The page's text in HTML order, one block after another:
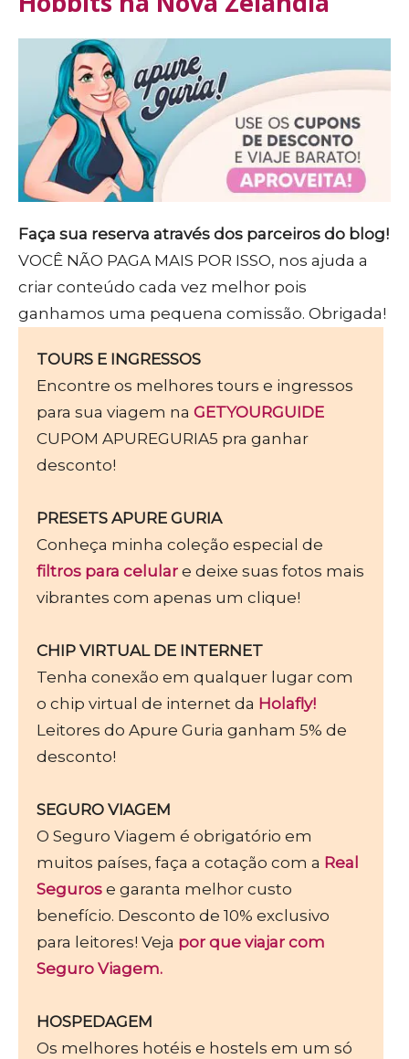
Faça sua reserva através dos parceiros do blog!
VOCÊ NÃO PAGA MAIS POR ISSO, nos ajuda a
criar conteúdo cada vez melhor pois
ganhamos uma pequena comissão. Obrigada!
TOURS E INGRESSOS
Encontre os melhores tours e ingressos
para sua viagem naGETYOURGUIDE
CUPOM APUREGURIA5 pra ganhar
desconto!
PRESETS APURE GURIA
Conheça minha coleção especial de
filtros para celular e deixe suas fotos mais
vibrantes com apenas um clique!
CHIP VIRTUAL DE INTERNET
Tenha conexão em qualquer lugar com
o chip virtual de internet da Holafly!
Leitores do Apure Guria ganham 5% de
desconto!
SEGURO VIAGEM
O Seguro Viagem é obrigatório em
muitos países, faça a cotação com a Real
Seguros e garanta melhor custo
benefício. Desconto de 10% exclusivo
para leitores! Veja por que viajar com
Seguro Viagem.
HOSPEDAGEM
Os melhores hotéis e hostels em um só